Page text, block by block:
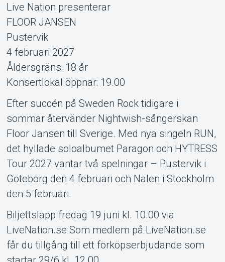
Om Tickster
Live Nation presenterar
FLOOR JANSEN
Pustervik
4 februari 2027
Åldersgräns: 18 år
Konsertlokal öppnar: 19.00
Efter succén på Sweden Rock tidigare i
sommar återvänder Nightwish-sångerskan
Floor Jansen till Sverige. Med nya singeln RUN,
det hyllade soloalbumet Paragon och HYTRESS
Tour 2027 väntar två spelningar – Pustervik i
Göteborg den 4 februari och Nalen i Stockholm
den 5 februari.
Biljettsläpp fredag 19 juni kl. 10.00 via
LiveNation.se Som medlem på LiveNation.se
får du tillgång till ett förköpserbjudande som